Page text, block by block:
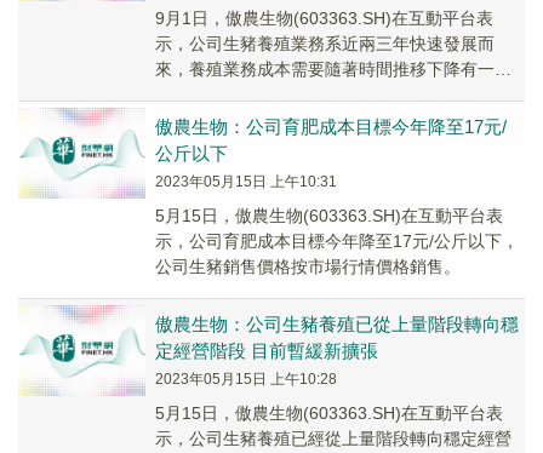
9月1日，傲農生物(603363.SH)在互動平台表
示，公司生豬養殖業務系近兩三年快速發展而
來，養殖業務成本需要隨著時間推移下降有一定
穩...
傲農生物：公司育肥成本目標今年降至17元/
公斤以下
2023年05月15日 上午10:31
5月15日，傲農生物(603363.SH)在互動平台表
示，公司育肥成本目標今年降至17元/公斤以下，
公司生豬銷售價格按市場行情價格銷售。
傲農生物：公司生豬養殖已從上量階段轉向穩
定經營階段 目前暫緩新擴張
2023年05月15日 上午10:28
5月15日，傲農生物(603363.SH)在互動平台表
示，公司生豬養殖已經從上量階段轉向穩定經營